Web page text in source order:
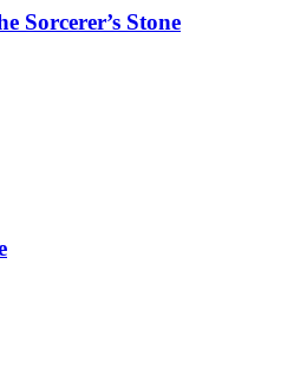
Sorcerer’s Stone